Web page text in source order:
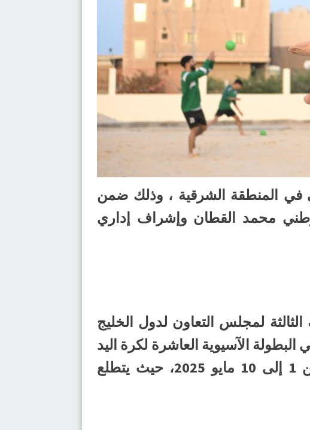
في المنطقة الشرقية ، وذلك ضمن
محمد القطان وإشراف إداري
لمجلس التعاون لدول الخليج
الآسيوية العاشرة لكرة اليد
الشاطئية، التي ستقام في العاصمة العمانية مسقط خلال الفترة من 1 إلى 10 مايو 2025، حيث يتطلع